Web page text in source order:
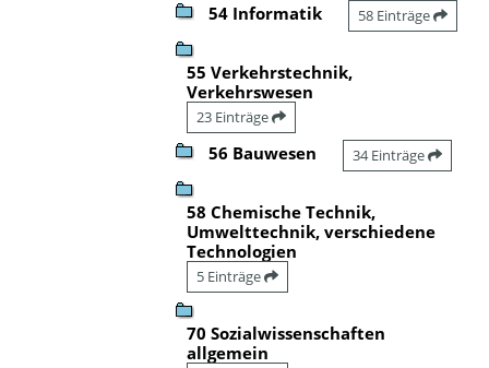
54 Informatik 58 Einträge
55 Verkehrstechnik,
Verkehrswesen
23 Einträge
56 Bauwesen 34 Einträge
58 Chemische Technik,
Umwelttechnik, verschiedene
Technologien
5 Einträge
70 Sozialwissenschaften
allgemein